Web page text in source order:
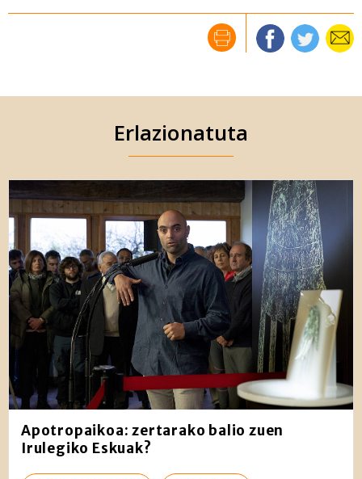
Erlazionatuta
Apotropaikoa: zertarako balio zuen
Irulegiko Eskuak?